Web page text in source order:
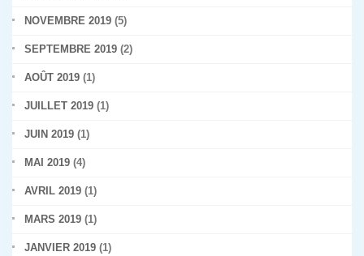
NOVEMBRE 2019 (5)
SEPTEMBRE 2019 (2)
AOÛT 2019 (1)
JUILLET 2019 (1)
JUIN 2019 (1)
MAI 2019 (4)
AVRIL 2019 (1)
MARS 2019 (1)
JANVIER 2019 (1)